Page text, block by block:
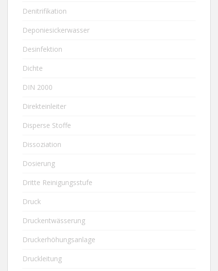
Denitrifikation
Deponiesickerwasser
Desinfektion
Dichte
DIN 2000
Direkteinleiter
Disperse Stoffe
Dissoziation
Dosierung
Dritte Reinigungsstufe
Druck
Druckentwässerung
Druckerhöhungsanlage
Druckleitung